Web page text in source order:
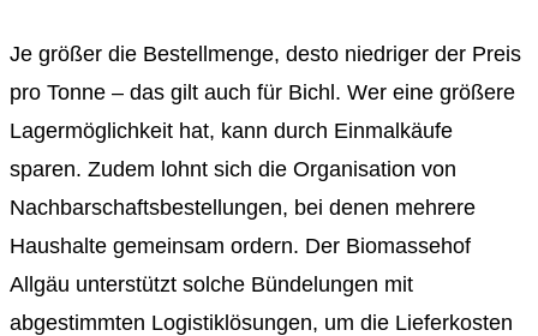
Je größer die Bestellmenge, desto niedriger der Preis
pro Tonne – das gilt auch für Bichl. Wer eine größere
Lagermöglichkeit hat, kann durch Einmalkäufe
sparen. Zudem lohnt sich die Organisation von
Nachbarschaftsbestellungen, bei denen mehrere
Haushalte gemeinsam ordern. Der Biomassehof
Allgäu unterstützt solche Bündelungen mit
abgestimmten Logistiklösungen, um die Lieferkosten